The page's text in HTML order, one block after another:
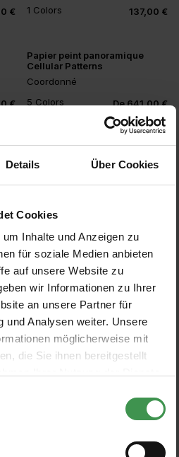
Details Über Cookies
Cookies
Inhalte und Anzeigen zu
für soziale Medien anbieten
auf unsere Website zu
wir Informationen zu Ihrer
an unsere Partner für
und Analysen weiter. Unsere
möglicherweise mit
die Sie ihnen bereitgestellt
€
1 Colors
137,00 €
€
Papier peint panoramique
Cellular Patterns
Coordonné
5 Colors
De 641,00 €
Papier peint panoramique Bois
Coordonné
2 Colors
De 1 178,00 €
€
Papier peint panoramique
Opulence Lines
Rebel Walls
4 Colors
De 630,00 €
€
Papier peint panoramique
Engraved Flowers Uyterlinde
KEK Amsterdam
12 Colors
De 200,00 €
Papier peint panoramique